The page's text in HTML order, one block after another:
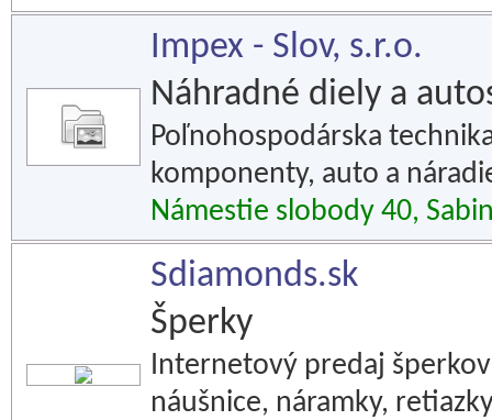
Impex - Slov, s.r.o.
Náhradné diely a
Poľnohospodárska
komponenty, auto a
Námestie slobody 40,
Sdiamonds.sk
Šperky
Internetový predaj
náušnice, náramky,